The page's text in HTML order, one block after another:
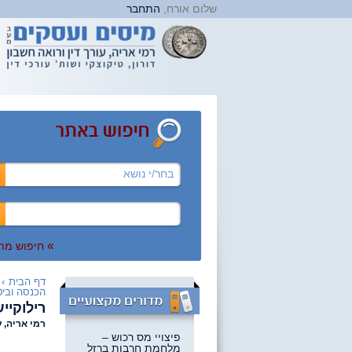
שלום אורח, התחבר
בחר/י נושא
» חיפוש
פיצויי מס רכוש –
מלחמת חרבות ברזל
דף הבית ›
הכנסה
רמי אריה,